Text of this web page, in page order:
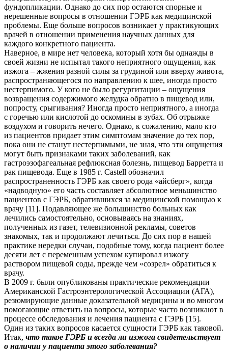
фундопликации. Однако до сих пор остаются спорные и
нерешенные вопросы в отношении ГЭРБ как медицинской
проблемы. Еще больше вопросов возникает у практикующих
врачей в отношении применения научных данных для
каждого конкретного пациента.
Наверное, в мире нет человека, который хотя бы однажды в
своей жизни не испытал такого неприятного ощущения, как
изжога – жжения разной силы за грудиной или вверху живота,
распространяющегося по направлению к шее, иногда просто
нестерпимого. У кого не было регургитации – ощущения
возвращения содержимого желудка обратно в пищевод или,
попросту, срыгивания? Иногда просто неприятного, а иногда
с горечью или кислотой до оскомины в зубах. Об отрыжке
воздухом и говорить нечего. Однако, к сожалению, мало кто
из пациентов придает этим симптомам значение до тех пор,
пока они не станут нестерпимыми, не зная, что эти ощущения
могут быть признаками таких заболеваний, как
гастроэзофагеальная рефлюксная болезнь, пищевод Барретта и
рак пищевода. Еще в 1985 г. Castell обозначил
распространенность ГЭРБ как своего рода «айсберг», когда
«надводную» его часть составляет абсолютное меньшинство
пациентов с ГЭРБ, обратившихся за медицинской помощью к
врачу [11]. Подавляющее же большинство больных как
лечились самостоятельно, основываясь на знаниях,
полученных из газет, телевизионной рекламы, советов
знакомых, так и продолжают лечиться. До сих пор в нашей
практике нередки случаи, подобные тому, когда пациент более
десяти лет с переменным успехом купировал изжогу
раствором пищевой соды, прежде чем «созрел» обратиться к
врачу.
В 2009 г. были опубликованы практические рекомендации
Американской Гастроэнтерологической Ассоциации (АГА),
резюмирующие данные доказательной медицины и во многом
помогающие ответить на вопросы, которые часто возникают в
процессе обследования и лечения пациента с ГЭРБ [15].
Один из таких вопросов касается сущности ГЭРБ как таковой.
Итак, что такое ГЭРБ и всегда ли изжога свидетельствует
о наличии у пациента этого заболевания?